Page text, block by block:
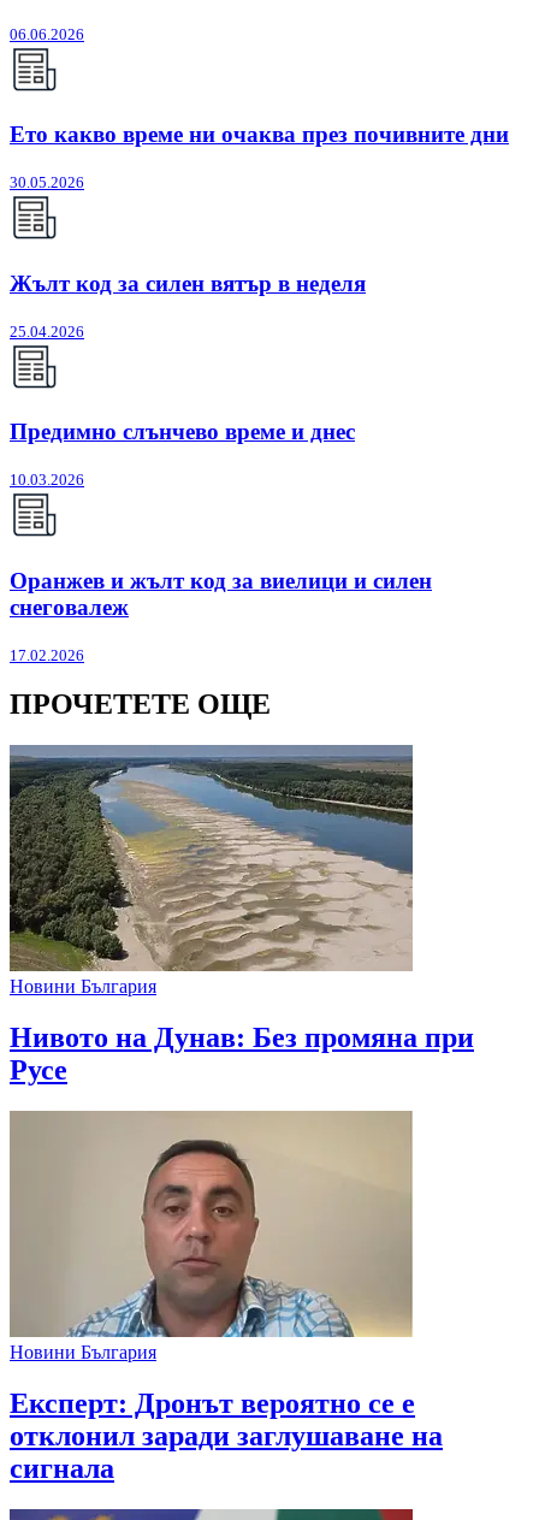
06.06.2026
Ето какво време ни очаква през почивните дни
30.05.2026
Жълт код за силен вятър в неделя
25.04.2026
Предимно слънчево време и днес
10.03.2026
Оранжев и жълт код за виелици и силен
снеговалеж
17.02.2026
ПРОЧЕТЕТЕ ОЩЕ
Новини България
Нивото на Дунав: Без промяна при
Русе
Новини България
Експерт: Дронът вероятно се е
отклонил заради заглушаване на
сигнала